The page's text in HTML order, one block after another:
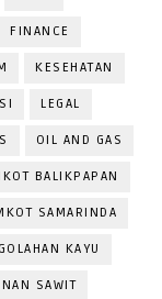
FINANCE
KESEHATAN
LEGAL
OIL AND GAS
BALIKPAPAN
SAMARINDA
KAYU
SAWIT